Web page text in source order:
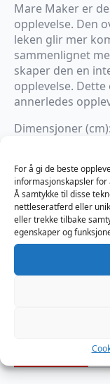
For å gi de beste
informasjonskapsler
Å samtykke til disse
nettleseratferd eller
eller trekke tilbake
egenskaper og
Mare Maker er
opplevelse. Den
leken glir mer
sammenlignet
skaper den en
opplevelse.
annerledes
Dimensjoner (cm):
Omkrets på det
Innførbart: 21
På vei
Kategorier:Analplugg,